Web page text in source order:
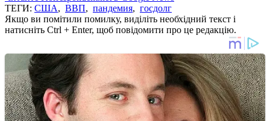
ТЕГИ: США, ВВП, пандемия, госдолг
Якщо ви помітили помилку, виділіть необхідний текст і
натисніть Ctrl + Enter, щоб повідомити про це редакцію.